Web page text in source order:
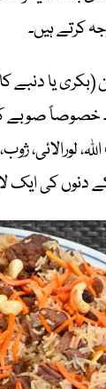
کرتے ہیں۔
(بکری یا
خصوصاً صوبے
لورالائی،
دنوں کی ایک